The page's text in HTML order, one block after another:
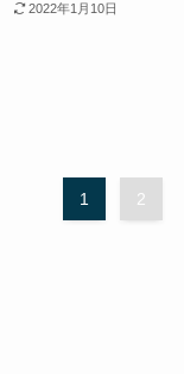
2022年1月10日
1 2